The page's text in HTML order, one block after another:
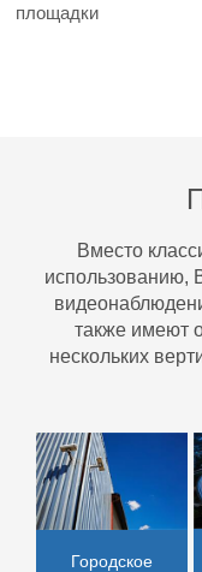
площадки
Вместо
использованию,
также имеют
нескольких
Городское